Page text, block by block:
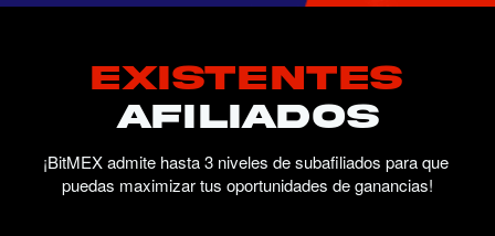
Existentes
Afiliados
¡BitMEX admite hasta 3 niveles de subafiliados para que
puedas maximizar tus oportunidades de ganancias!